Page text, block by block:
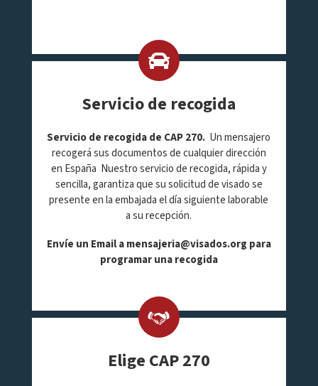
Servicio de recogida
Servicio de recogida de CAP 270. Un mensajero
recogerá sus documentos de cualquier dirección
en España Nuestro servicio de recogida, rápida y
sencilla, garantiza que su solicitud de visado se
presente en la embajada el día siguiente laborable
a su recepción.
Envíe un Email amensajeria@visados.org para
programar una recogida
Elige CAP 270